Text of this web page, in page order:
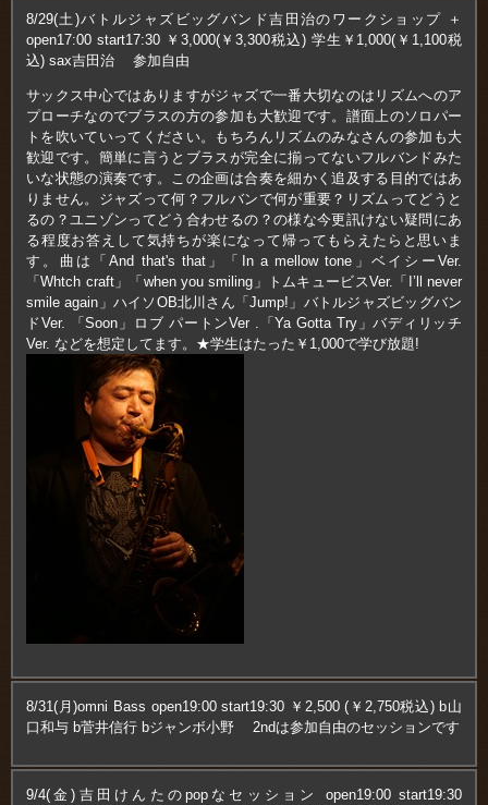
8/29(土)バトルジャズビッグバンド吉田治のワークショップ ＋
open17:00 start17:30 ￥3,000(￥3,300税込) 学生￥1,000(￥1,100税
込) sax吉田治 参加自由
サックス中心ではありますがジャズで一番大切なのはリズムへのア
プローチなのでブラスの方の参加も大歓迎です。譜面上のソロパー
トを吹いていってください。もちろんリズムのみなさんの参加も大
歓迎です。簡単に言うとブラスが完全に揃ってないフルバンドみた
いな状態の演奏です。この企画は合奏を細かく追及する目的ではあ
りません。ジャズって何？フルバンで何が重要？リズムってどうと
るの？ユニゾンってどう合わせるの？の様な今更訊けない疑問にあ
る程度お答えして気持ちが楽になって帰ってもらえたらと思いま
す。曲は「And that's that」「In a mellow tone」ベイシーVer.
「Whtch craft」「when you smiling」トムキュービスVer.「I’ll never
smile again」ハイソOB北川さん「Jump!」バトルジャズビッグバン
ドVer. 「Soon」ロブ パートンVer .「Ya Gotta Try」バディリッチ
Ver. などを想定してます。★学生はたった￥1,000で学び放題!
8/31(月)omni Bass open19:00 start19:30 ￥2,500 (￥2,750税込) b山
口和与 b菅井信行 bジャンボ小野 2ndは参加自由のセッションです
9/4(金)吉田けんたのpopなセッション open19:00 start19:30